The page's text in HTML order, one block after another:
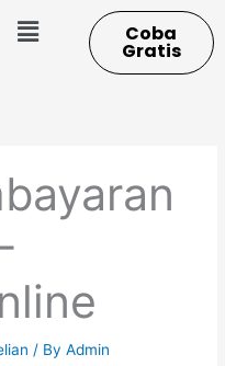
Menu Coba
Gratis
/ ByAdmin